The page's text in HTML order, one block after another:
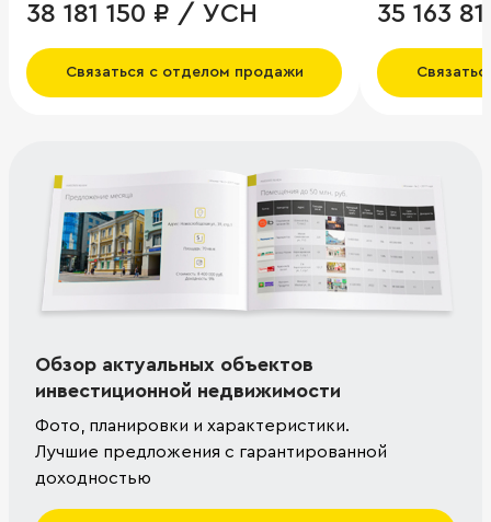
38 181 150 ₽ / УСН
Связаться с отделом продажи
35 163
Обзор актуальных объектов
инвестиционной недвижимости
Фото, планировки и характеристики.
Лучшие предложения с гарантированной
доходностью